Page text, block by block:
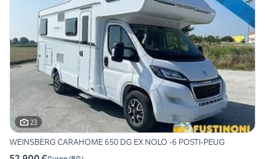
23
WEINSBERG CARAHOME 650 DG EX NOLO -6 POSTI-PEUG